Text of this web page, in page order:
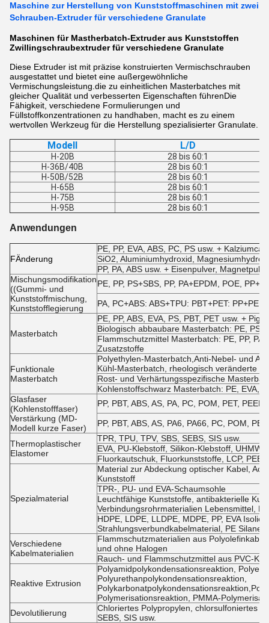
Maschine zur Herstellung von Kunststoffmaschinen mit zwei
Schrauben-Extruder für verschiedene Granulate
Maschinen für Mastherbatch-Extruder aus Kunststoffen
Zwillingschraubextruder für verschiedene Granulate
Diese Extruder ist mit präzise konstruierten Vermischschrauben
ausgestattet und bietet eine außergewöhnliche
Vermischungsleistung.die zu einheitlichen Masterbatches mit
gleicher Qualität und verbesserten Eigenschaften führenDie
Fähigkeit, verschiedene Formulierungen und
Füllstoffkonzentrationen zu handhaben, macht es zu einem
wertvollen Werkzeug für die Herstellung spezialisierter Granulate.
Modell L/D
H-20B
28 bis 60:1
H-36B/40B
28 bis 60:1
H-50B/52B
28 bis 60:1
H-65B
28 bis 60:1
H-75B
28 bis 60:1
H-95B
28 bis 60:1
Anwendungen
FÄnderung
PE, PP, EVA, ABS, PC, PS usw. +
SiO2, Aluminiumhydroxid,
PP, PA, ABS usw. + Eisenpulver,
Mischungsmodifikation
((Gummi- und
Kunststoffmischung,
Kunststofflegierung
PE, PP, PS+SBS, PP, PA+EPDM, POE,
PA, PC+ABS: ABS+TPU: PBT+PET: PP+PE
Masterbatch
PE, PP, ABS, EVA, PS, PBT, PET usw. +
Biologisch abbaubare Masterbatch: PE, PS,
Flammschutzmittel Masterbatch: PE, PP,
Zusatzstoffe
Funktionale
Masterbatch
Polyethylen-Masterbatch,Anti-Nebel- und
Kühl-Masterbatch, rheologisch veränderte
Rost- und Verhärtungsspezifische
Kohlenstoffschwarz Masterbatch: PE, EVA,
Glasfaser
(Kohlenstofffaser)
Verstärkung (MD-
Modell kurze Faser)
PP, PBT, ABS, AS, PA, PC, POM, PET,
PP, PBT, ABS, AS, PA6, PA66, PC, POM,
Thermoplastischer
Elastomer
TPR, TPU, TPV, SBS, SEBS, SIS usw.
EVA, PU-Klebstoff, Silikon-Klebstoff,
Fluorkautschuk, Fluorkunststoffe, LCP,
Spezialmaterial
Material zur Abdeckung optischer Kabel,
Kunststoff
TPR-, PU- und EVA-Schaumsohle
Leuchtfähige Kunststoffe, antibakterielle
Verbindungsrohrmaterialien Lebensmittel,
HDPE, LDPE, LLDPE, MDPE, PP, EVA
Strahlungsverbundkabelmaterial, PE Silane-
Verschiedene
Kabelmaterialien
Flammschutzmaterialien aus
und ohne Halogen
Rauch- und Flammschutzmittel aus PVC-
Reaktive Extrusion
Polyamidpolykondensationsreaktion,
Polyurethanpolykondensationsreaktion,
Polymerisationsreaktion, PMMA-
Devolutilierung
Chloriertes Polypropylen, chlorsulfoniertes
SEBS, SIS usw.